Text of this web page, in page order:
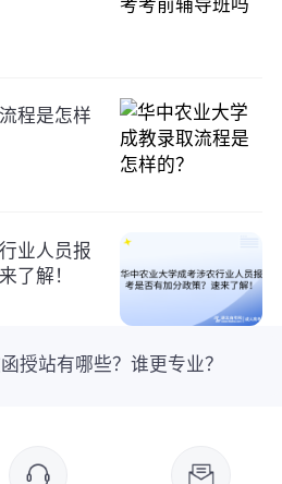
程是怎样
业人员报
了解！
授站有哪些？谁更专业？